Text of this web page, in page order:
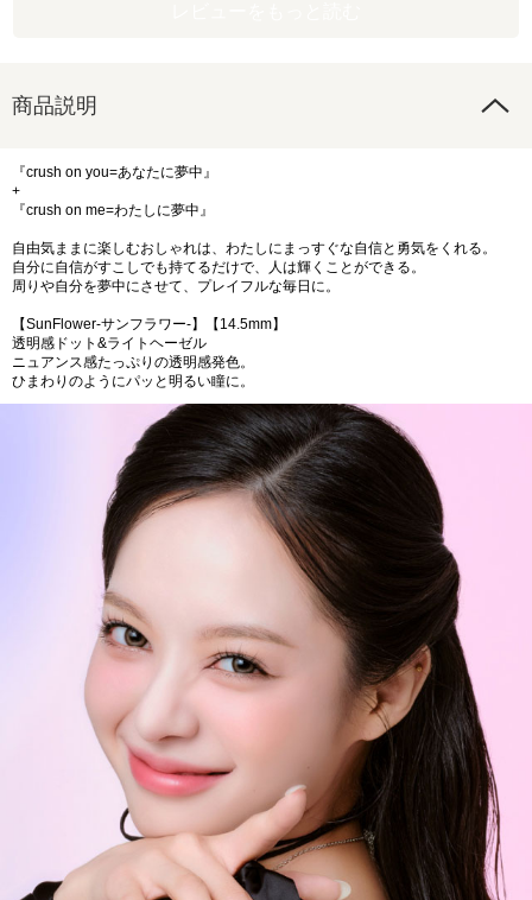
商品説明
『crush on you=あなたに夢中』
+
『crush on me=わたしに夢中』
自由気ままに楽しむおしゃれは、わたしにまっすぐな自信と勇気をくれる。
自分に自信がすこしでも持てるだけで、人は輝くことができる。
周りや自分を夢中にさせて、プレイフルな毎日に。
【SunFlower-サンフラワー-】【14.5mm】
透明感ドット&ライトヘーゼル
ニュアンス感たっぷりの透明感発色。
ひまわりのようにパッと明るい瞳に。